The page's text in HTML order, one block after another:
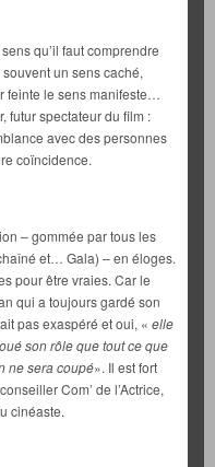
qu’il faut comprendre
un sens caché,
feinte le sens manifeste…
futur spectateur du film :
avec des personnes
coïncidence.
– gommée par tous les
et… Gala) – en éloges.
pour être vraies. Car le
qui a toujours gardé son
pas exaspéré et oui, « elle
son rôle que tout ce que
ne sera coupé». Il est fort
Com’ de l’Actrice,
cinéaste.